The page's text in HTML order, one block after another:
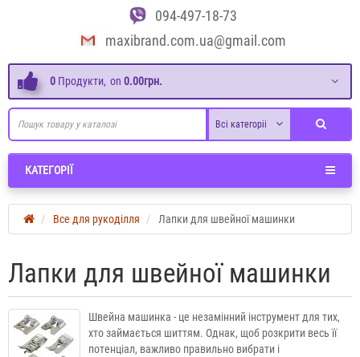
094-497-18-73
maxibrand.com.ua@gmail.com
0 Продукти, on 0.00грн.
Всі категоріі
КАТЕГОРІЇ
Все для рукоділля Лапки для швейної машинки
Лапки для швейної машинки
Швейна машинка - це незамінний інструмент для тих,
хто займається шиттям. Однак, щоб розкрити весь її
потенціал, важливо правильно вибрати і